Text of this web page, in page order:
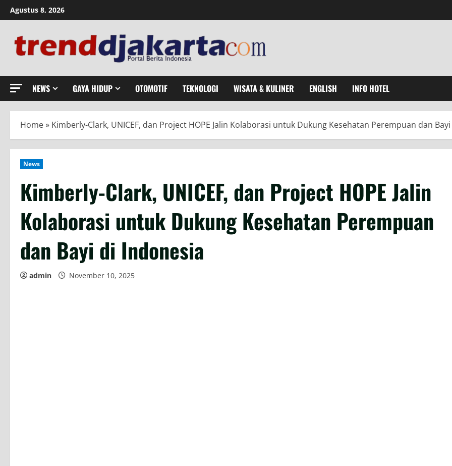
Skip
to
Agustus 8, 2026
NEWS GAYA HIDUP OTOMOTIF TEKNOLOGI WISATA & KULINER ENGLISH INFO HOTEL
Home» Kimberly-Clark, UNICEF, dan Project HOPE Jalin Kolaborasi untuk Dukung Kesehatan Perempuan dan
News
Kimberly-Clark, UNICEF, dan Project HOPE Jalin
Kolaborasi untuk Dukung Kesehatan Perempuan
dan Bayi di Indonesia
admin November 10, 2025